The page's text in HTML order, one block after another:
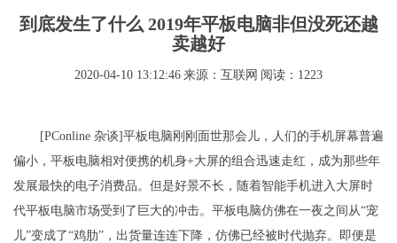
到底发生了什么 2019年平板电脑非但没死还越
卖越好
2020-04-10 13:12:46 来源：互联网 阅读：1223
[PConline 杂谈]平板电脑刚刚面世那会儿，人们的手机屏幕普遍
偏小，平板电脑相对便携的机身+大屏的组合迅速走红，成为那些年
发展最快的电子消费品。但是好景不长，随着智能手机进入大屏时
代平板电脑市场受到了巨大的冲击。平板电脑仿佛在一夜之间从“宠
儿”变成了“鸡肋”，出货量连连下降，仿佛已经被时代抛弃。即便是